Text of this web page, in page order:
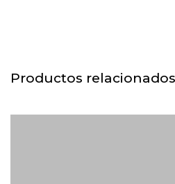
Productos relacionados